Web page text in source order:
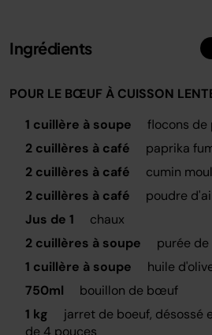
Ingrédients
POUR LE BŒUF À CUISSON
1 cuillère à soupe
flocons
2 cuillères à café
paprika
2 cuillères à café
cumin
2 cuillères à café
poudre
Jus de 1
chaux
2 cuillères à soupe
purée
1 cuillère à soupe
huile
750ml
bouillon de bœuf
1 kg
jarret de boeuf, désossé
de 4 pouces